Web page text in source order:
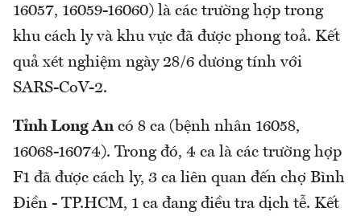
16057, 16059-16060) là các trường hợp trong
khu cách ly và khu vực đã được phong toả. Kết
quả xét nghiệm ngày 28/6 dương tính với
SARS-CoV-2.
Tỉnh Long Ancó 8 ca (bệnh nhân 16058,
16068-16074). Trong đó, 4 ca là các trường hợp
F1 đã được cách ly, 3 ca liên quan đến chợ Bình
Điền - TP.HCM, 1 ca đang điều tra dịch tễ. Kết